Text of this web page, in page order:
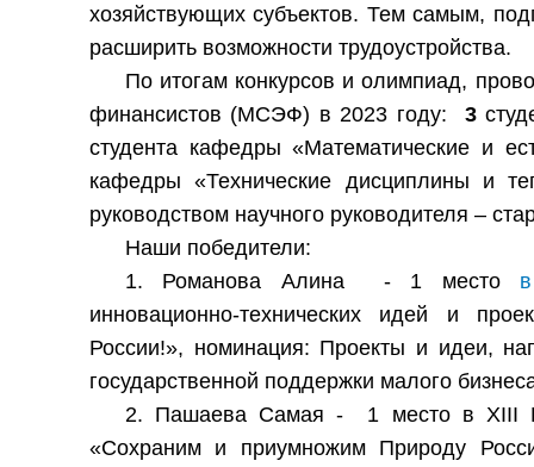
хозяйствующих субъектов. Тем самым,
расширить возможности трудоустройства.
По итогам конкурсов и олимпиад,
финансистов (МСЭФ) в 2023 году: 3
студента кафедры «Математические и
кафедры «Технические дисциплины и
руководством научного руководителя –
Наши победители:
1. Романова Алина - 1 место в
инновационно-технических идей и
России!», номинация: Проекты и идеи,
государственной поддержки малого
2. Пашаева Самая - 1 место в XIII
«Сохраним и приумножим Природу